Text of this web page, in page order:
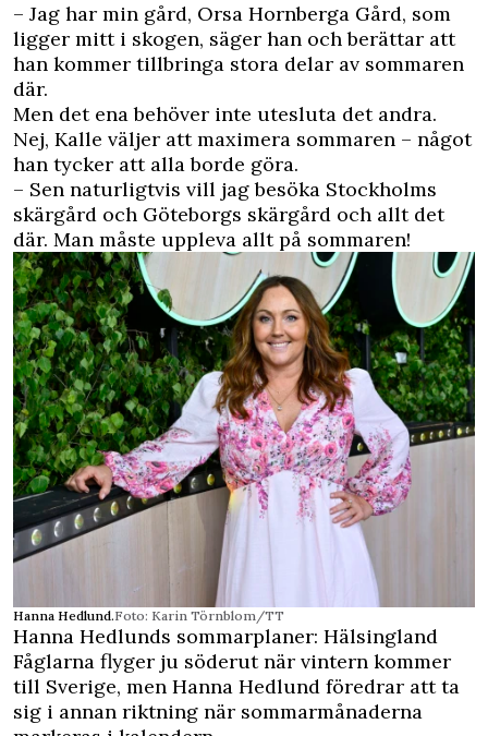
– Jag har min gård, Orsa Hornberga Gård, som
ligger mitt i skogen, säger han och berättar att
han kommer tillbringa stora delar av sommaren
där.
Men det ena behöver inte utesluta det andra.
Nej, Kalle väljer att maximera sommaren – något
han tycker att alla borde göra.
– Sen naturligtvis vill jag besöka Stockholms
skärgård och Göteborgs skärgård och allt det
där. Man måste uppleva allt på sommaren!
Hanna Hedlund.Foto: Karin Törnblom/TT
Hanna Hedlunds sommarplaner: Hälsingland
Fåglarna flyger ju söderut när vintern kommer
till Sverige, men Hanna Hedlund föredrar att ta
sig i annan riktning när sommarmånaderna